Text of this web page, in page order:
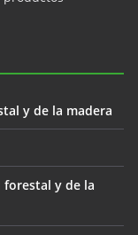
y de la madera
y de la